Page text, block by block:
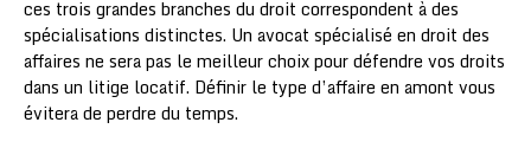
ces trois grandes branches du droit correspondent à des
spécialisations distinctes. Un avocat spécialisé en droit des
affaires ne sera pas le meilleur choix pour défendre vos droits
dans un litige locatif. Définir le type d’affaire en amont vous
évitera de perdre du temps.